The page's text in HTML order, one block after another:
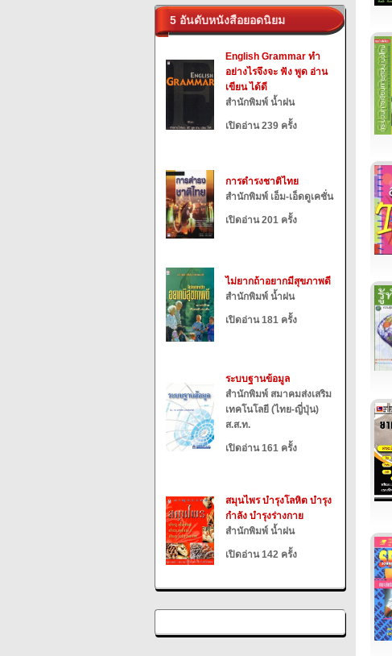
5 อันดับหนังสือยอดนิยม
English Grammar ทำ
อย่างไรจึงจะ ฟัง พูด อ่าน
เขียน ได้ดี
สำนักพิมพ์ น้ำฝน
เปิดอ่าน 239 ครั้ง
การดำรงชาติไทย
สำนักพิมพ์ เอ็ม-เอ็ดดูเคชั่น
เปิดอ่าน 201 ครั้ง
ไม่ยากถ้าอยากมีสุขภาพดี
สำนักพิมพ์ น้ำฝน
เปิดอ่าน 181 ครั้ง
ระบบฐานข้อมูล
สำนักพิมพ์ สมาคมส่งเสริม
เทคโนโลยี (ไทย-ญี่ปุ่น)
ส.ส.ท.
เปิดอ่าน 161 ครั้ง
สมุนไพร บำรุงโลหิต บำรุง
กำลัง บำรุงร่างกาย
สำนักพิมพ์ น้ำฝน
เปิดอ่าน 142 ครั้ง